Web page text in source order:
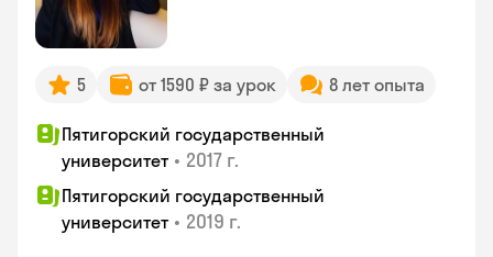
5 от 1590 ₽ за урок 8 лет опыта
Пятигорский государственный
университет • 2017 г.
Пятигорский государственный
университет • 2019 г.